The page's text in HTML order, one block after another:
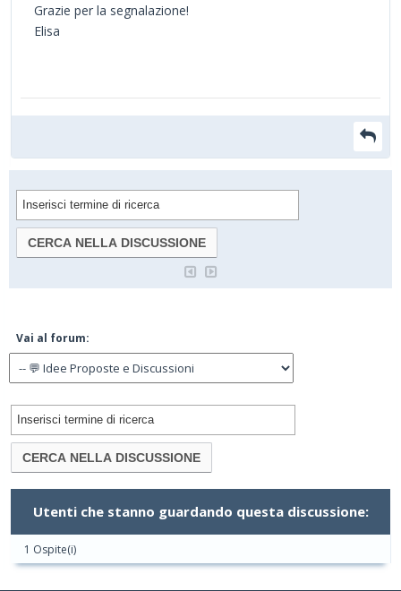
Grazie per la segnalazione!
Elisa
Vai al forum:
Utenti che stanno guardando questa discussione:
1 Ospite(i)